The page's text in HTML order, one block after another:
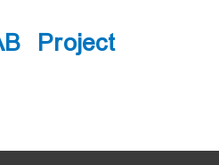
Project